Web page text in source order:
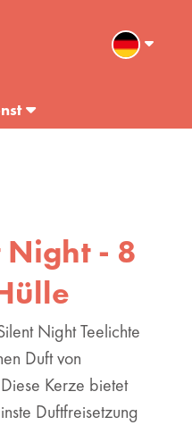
- 8
Night Teelichte
Duft von
Kerze bietet
Duftfreisetzung